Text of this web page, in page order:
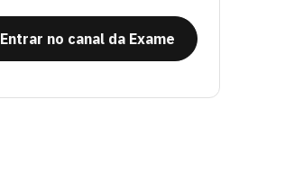
Entrar no canal da Exame